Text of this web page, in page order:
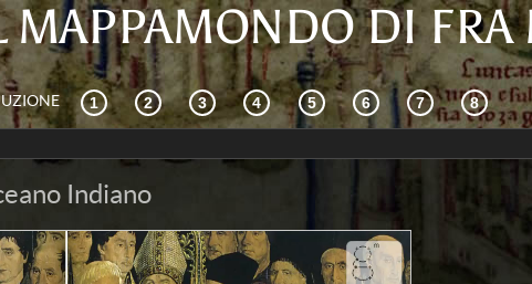
MAPPAMONDO DI FRA
Indiano